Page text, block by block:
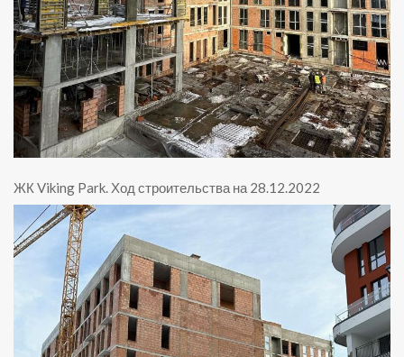
ЖК Viking Park. Ход строительства на 28.12.2022